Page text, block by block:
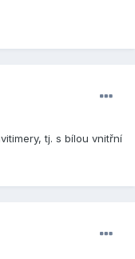
tj. s bílou vnitřní